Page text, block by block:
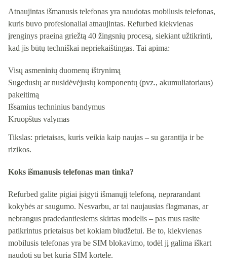
Atnaujintas išmanusis telefonas yra naudotas mobilusis telefonas,
kuris buvo profesionaliai atnaujintas. Refurbed kiekvienas
įrenginys praeina griežtą 40 žingsnių procesą, siekiant užtikrinti,
kad jis būtų techniškai nepriekaištingas. Tai apima:
Visų asmeninių duomenų ištrynimą
Sugedusių ar nusidėvėjusių komponentų (pvz., akumuliatoriaus)
pakeitimą
Išsamius techninius bandymus
Kruopštus valymas
Tikslas: prietaisas, kuris veikia kaip naujas – su garantija ir be
rizikos.
Koks išmanusis telefonas man tinka?
Refurbed galite pigiai įsigyti išmanųjį telefoną, neprarandant
kokybės ar saugumo. Nesvarbu, ar tai naujausias flagmanas, ar
nebrangus pradedantiesiems skirtas modelis – pas mus rasite
patikrintus prietaisus bet kokiam biudžetui. Be to, kiekvienas
mobilusis telefonas yra be SIM blokavimo, todėl jį galima iškart
naudoti su bet kuria SIM kortele.